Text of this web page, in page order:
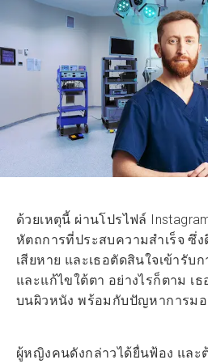
ด้วยเหตุนี้ ผ่านโปรไฟล์
หัตถการที่ประสบความสำเร็จ ซึ่
เสียหาย และเธอตัดสินใจเข้ารับ
และแก้ไขใต้ตา อย่างไรก็ตาม เ
บนผิวหนัง พร้อมกับปัญหาการมอ
ผู้หญิงคนดังกล่าวได้ยื่นฟ้อง และต้